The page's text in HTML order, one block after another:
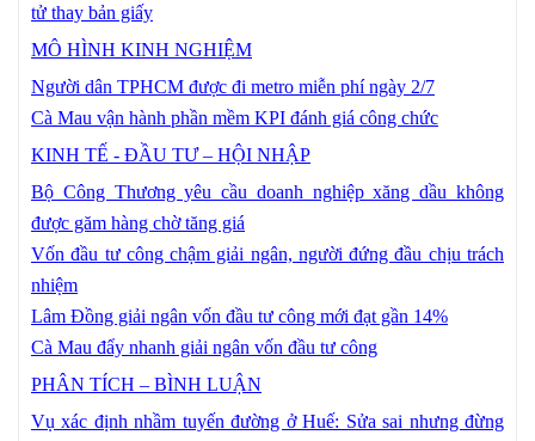
tử thay bản giấy
MÔ HÌNH KINH NGHIỆM
Người dân TPHCM được đi metro miễn phí ngày 2/7
Cà Mau vận hành phần mềm KPI đánh giá công chức
KINH TẾ - ĐẦU TƯ – HỘI NHẬP
Bộ Công Thương yêu cầu doanh nghiệp xăng dầu không
được găm hàng chờ tăng giá
Vốn đầu tư công chậm giải ngân, người đứng đầu chịu trách
nhiệm
Lâm Đồng giải ngân vốn đầu tư công mới đạt gần 14%
Cà Mau đẩy nhanh giải ngân vốn đầu tư công
PHÂN TÍCH – BÌNH LUẬN
Vụ xác định nhầm tuyến đường ở Huế: Sửa sai nhưng đừng